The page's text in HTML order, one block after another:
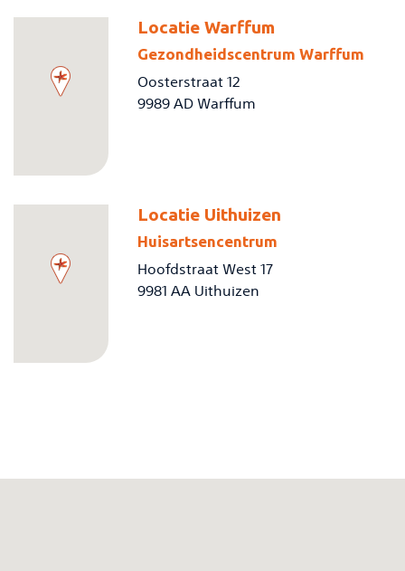
Locatie Warffum
Gezondheidscentrum Warffum
Oosterstraat 12
9989 AD Warffum
Locatie Uithuizen
Huisartsencentrum
Hoofdstraat West 17
9981 AA Uithuizen